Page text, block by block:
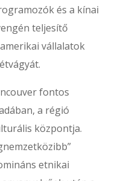
és a kínai
teljesítő
vállalatok
fontos
a régió
központja.
etnikai